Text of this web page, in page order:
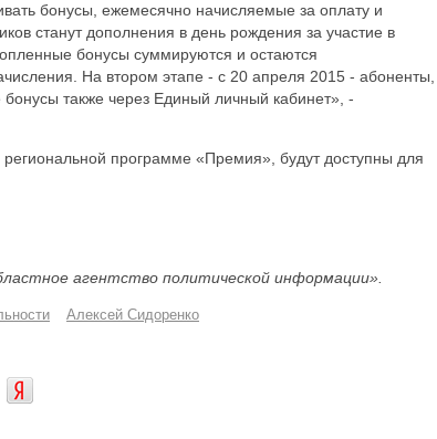
бонусы, ежемесячно начисляемые за оплату и
станут дополнения в день рождения за участие в
бонусы суммируются и остаются
На втором этапе - с 20 апреля 2015 - абоненты,
также через Единый личный кабинет», -
программе «Премия», будут доступны для
агентство политической информации».
Алексей Сидоренко